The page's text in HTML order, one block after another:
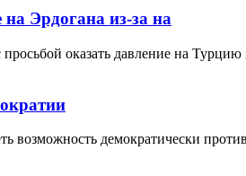
Эрдогана из-за на
оказать давление на Турцию
демократически